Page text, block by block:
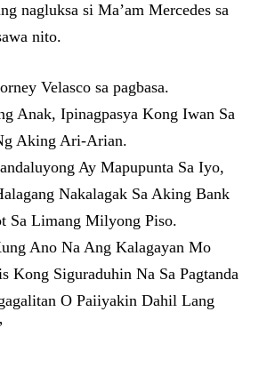
nagluksa si Ma’am Mercedes sa
nito.
Velasco sa pagbasa.
Anak, Ipinagpasya Kong Iwan Sa
Aking Ari-Arian.
Ay Mapupunta Sa Iyo,
Nakalagak Sa Aking Bank
Sa Limang Milyong Piso.
Ano Na Ang Kalagayan Mo
Kong Siguraduhin Na Sa Pagtanda
O Paiiyakin Dahil Lang